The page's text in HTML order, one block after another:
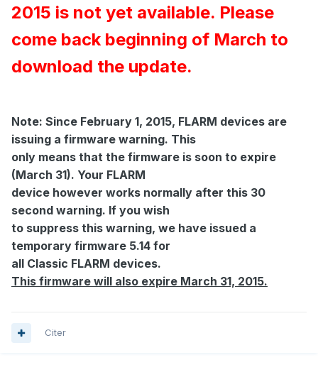
2015 is not yet available. Please
come back beginning of March to
download the update.
Note: Since February 1, 2015, FLARM devices are
issuing a firmware warning. This
only means that the firmware is soon to expire
(March 31). Your FLARM
device however works normally after this 30
second warning. If you wish
to suppress this warning, we have issued a
temporary firmware 5.14 for
all Classic FLARM devices.
This firmware will also expire March 31, 2015.
Citer